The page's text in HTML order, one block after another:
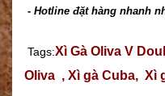
- Hotline đặt hàng nhanh
Tags:Xì Gà Oliva V
Oliva , Xì gà Cuba, Xì